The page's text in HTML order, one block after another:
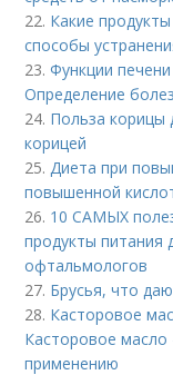
22. Какие
способы
23.Функции
Определение
24. Польза корицы
корицей
25. Диета при
повышенной
26. 10 САМЫХ
продукты питания
офтальмологов
27. Брусья, что
28. Касторовое
Касторовое масло
применению